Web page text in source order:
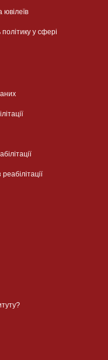
у сфері